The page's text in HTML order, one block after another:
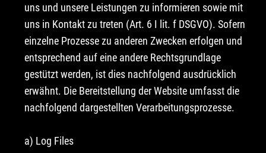
uns und unsere Leistungen zu informieren sowie mit
uns in Kontakt zu treten (Art. 6 I lit. f DSGVO). Sofern
einzelne Prozesse zu anderen Zwecken erfolgen und
entsprechend auf eine andere Rechtsgrundlage
gestützt werden, ist dies nachfolgend ausdrücklich
erwähnt. Die Bereitstellung der Website umfasst die
nachfolgend dargestellten Verarbeitungsprozesse.
a) Log Files